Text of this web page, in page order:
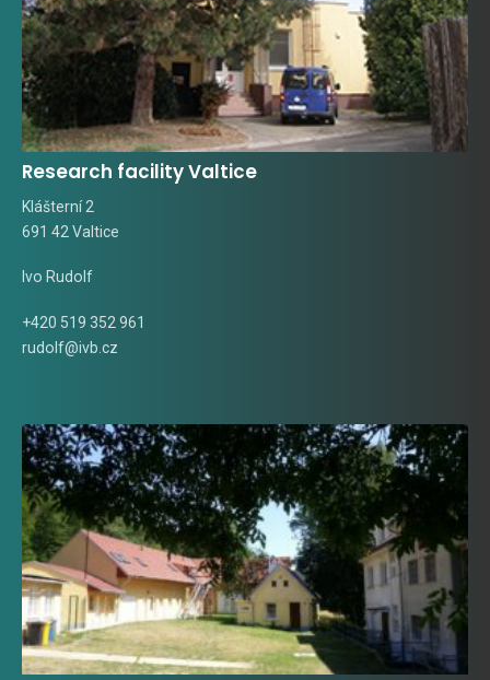
Research facility Valtice
Klášterní 2
691 42 Valtice
Ivo Rudolf
+420 519 352 961
rudolf@ivb.cz